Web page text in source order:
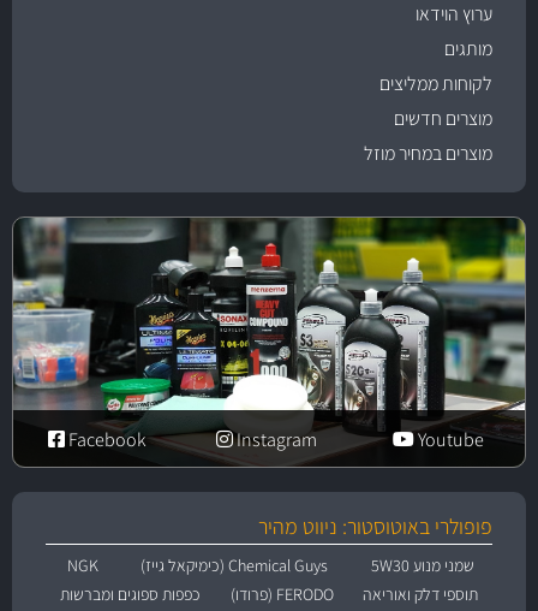
ערוץ הוידאו
מותגים
לקוחות ממליצים
מוצרים חדשים
מוצרים במחיר מוזל
Youtube
Instagram
Facebook
פופולרי באוטוסטור: ניווט מהיר
שמני מנוע 5W30 Chemical Guys (כימיקאל גייז)
NGK
תוספי דלק ואוריאה
FERODO (פרודו)
כפפות ספוגים ומברשות